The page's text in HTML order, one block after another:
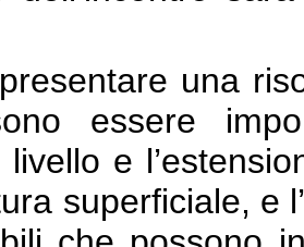
una
essere
livello e
superficiale, e